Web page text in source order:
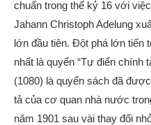
chuẩn trong thế kỷ 16 với
Jahann Christoph Adelung
lớn đầu tiên. Đột phá lớn tiến
nhất là quyển “Tự điển chính
(1080) là quyển sách đã
tả của cơ quan nhà nước
năm 1901 sau vài thay đổi